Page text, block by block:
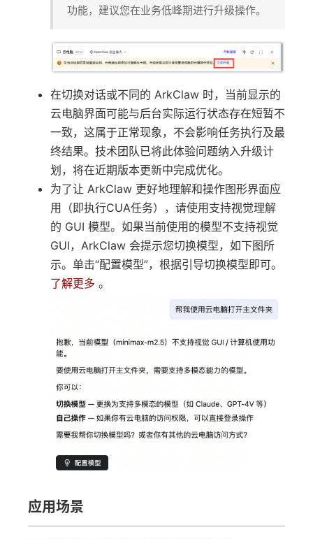
功能，建议您在业务低峰期进行升级操作。
在切换对话或不同的 ArkClaw 时，当前显示的
云电脑界面可能与后台实际运行状态存在短暂不
一致，这属于正常现象，不会影响任务执行及最
终结果。技术团队已将此体验问题纳入升级计
划，将在近期版本更新中完成优化。
为了让 ArkClaw 更好地理解和操作图形界面应
用（即执行CUA任务），请使用支持视觉理解
的 GUI 模型。如果当前使用的模型不支持视觉
GUI，ArkClaw 会提示您切换模型，如下图所
示。单击“配置模型”，根据引导切换模型即可。
了解更多 。
应用场景